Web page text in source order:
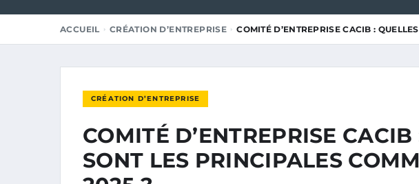
ACCUEIL CRÉATION D’ENTREPRISE COMITÉ D’ENTREPRISE CACIB :
CRÉATION D’ENTREPRISE
COMITÉ D’ENTREPRISE
SONT LES PRINCIPALES